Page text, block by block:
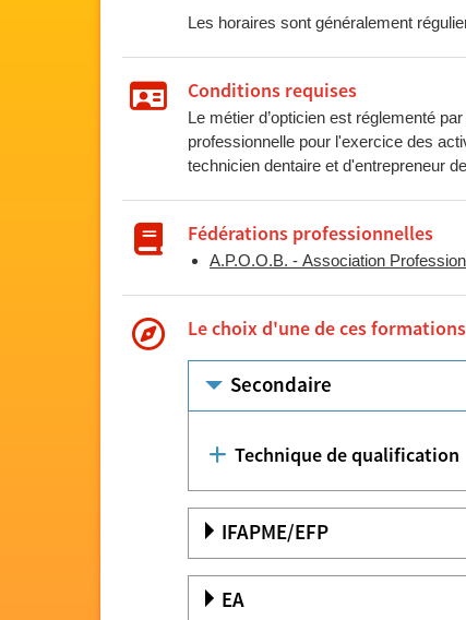
Les horaires sont généralement
Conditions requises
Le métier d’opticien est réglementé
professionnelle pour l'exercice des
technicien dentaire et d'entrepreneur
Fédérations professionnelles
A.P.O.O.B. - Association
Le choix d'une de ces
Secondaire
Technique de qualification
IFAPME/EFP
EA